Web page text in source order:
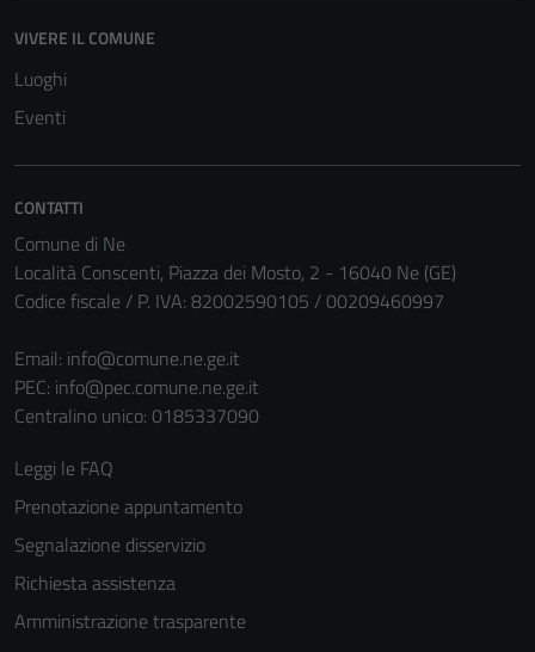
VIVERE IL COMUNE
Luoghi
Eventi
CONTATTI
Comune di Ne
Località Conscenti, Piazza dei Mosto, 2 - 16040 Ne (GE)
Codice fiscale / P. IVA: 82002590105 / 00209460997
Email: info@comune.ne.ge.it
PEC: info@pec.comune.ne.ge.it
Centralino unico: 0185337090
Leggi le FAQ
Prenotazione appuntamento
Segnalazione disservizio
Richiesta assistenza
Amministrazione trasparente